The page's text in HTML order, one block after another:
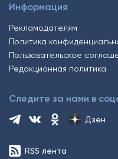
Информация
Рекламодателям
Политика
Пользовательское
Редакционная политика
Следите за нами в
Дзен
RSS лента